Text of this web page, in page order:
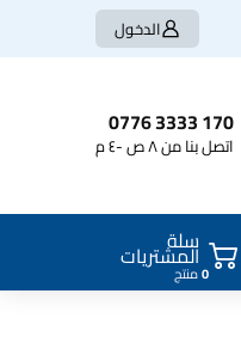
الدخول
170 3333 0776
اتصل بنا من ٨ ص -٤ م
سلة
المشتريات
منتج